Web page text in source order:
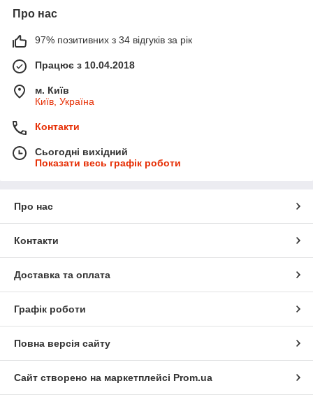
Про нас
97% позитивних з 34 відгуків за рік
Працює з 10.04.2018
м. Київ
Київ, Україна
Контакти
Сьогодні вихідний
Показати весь графік роботи
Про нас
Контакти
Доставка та оплата
Графік роботи
Повна версія сайту
Сайт створено на маркетплейсі Prom.ua